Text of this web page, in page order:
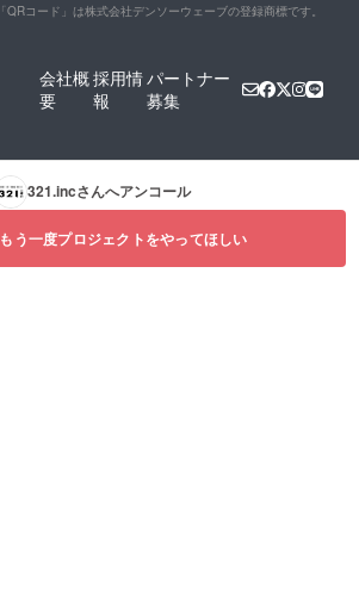
「QRコード」は株式会社デンソーウェーブの登録商標です。
会社概
要
採用情
報
パートナー
募集
321.incさんへアンコール
もう一度プロジェクトをやってほしい